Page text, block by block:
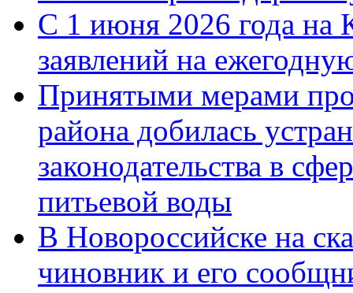
С 1 июня 2026 года на
заявлений на
Принятыми мерами
района добилась
законодательства в
питьевой воды
В Новороссийске на
чиновник и его